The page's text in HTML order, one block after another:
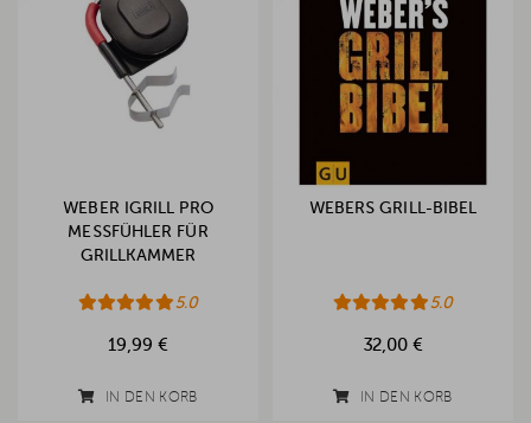
WEBER IGRILL PRO
MESSFÜHLER FÜR
GRILLKAMMER
5.0
19,99 €
IN DEN KORB
WEBERS GRILL-BIBEL
5.0
32,00 €
IN DEN KORB